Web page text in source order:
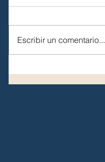
Escribir un comentario...